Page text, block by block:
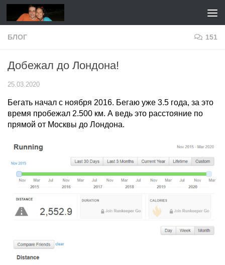
Перейти к содержимому
БЛОГ 151
Добежал до Лондона!
25.03.2020
Бегать начал с ноября 2016. Бегаю уже 3.5 года, за это
время пробежал 2.500 км. А ведь это расстояние по
прямой от Москвы до Лондона.